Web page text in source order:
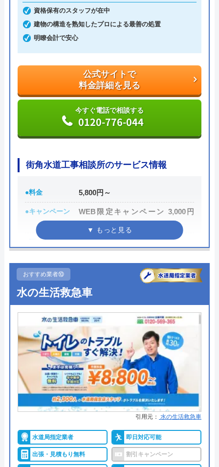
料金は、トイレの水漏れやつまりなどの簡単作業な
ら5,500円～。安心の明朗会計で、出張費、見積料
金、キャンセル料無料と、余計な費用がかからない
支払い方法は、現金払い、銀行振込、PayPay、各種
クレジットカード決済から選べます。Web限定の割
引サービスも行っているため、気になる方は問い合
わせ前に公式HPへアクセスしてみましょう。
料金詳細を見る
今すぐ電話で相談する
0120-960-358
運営会社 エバーリンクス株式会社
代表者 松本英隆
所在地
〒231-0058
神奈川県横浜市中区弥生町2-17ストー
クタワー大通り公園Ⅰ-2F
対応エリア 全国(一部都道府県を除く)
資格保有のスタッフが在中
建物の構造を熟知したプロによる最善の処置
明瞭会計で安心
公式サイトで
料金詳細を見る
今すぐ電話で相談する
0120-776-044
街角水道工事相談所のサービス情報
●料金 5,800円～
●キャンペーン
WEB限定キャンペーン 3,000円
OFF
●駆けつけ時間 最短30分
24時間
●定休日
●出張見積もり 出張・見積無料
●支払い方法
現金・銀行振込・クレジットカー
●累計実績 ―
●保証・保険 PL保険加入
詳細は公式HPでご確認ください
街角水道工事相談所がおすすめの理由
街角水道工事相談所は全国に対応しているトイレ修
理業者です。給水装置工事主任技術者の資格を保有
したスタッフが最短30分で駆けつけてくれ、しっか
おすすめ業者⑩
水の生活救急車
引用元： 水の生活救急車
水道局指定業者 即日対応可能
出張・見積もり無料 割引キャンペーン